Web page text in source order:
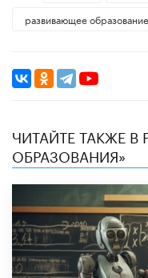
развивающее образование
ЧИТАЙТЕ ТАКЖЕ В
ОБРАЗОВАНИЯ»